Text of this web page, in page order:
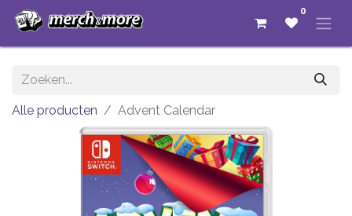
0
Alle producten Advent Calendar